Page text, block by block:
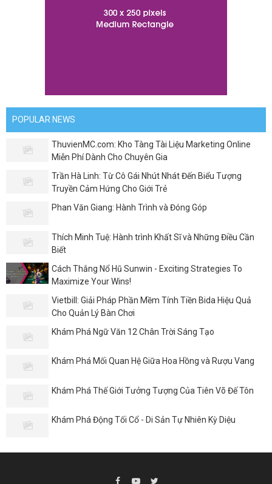
POPULAR NEWS
ThuvienMC.com: Kho Tàng Tài Liệu Marketing Online
Miễn Phí Dành Cho Chuyên Gia
Trần Hà Linh: Từ Cô Gái Nhút Nhát Đến Biểu Tượng
Truyền Cảm Hứng Cho Giới Trẻ
Phan Văn Giang: Hành Trình và Đóng Góp
Thích Minh Tuệ: Hành trình Khất Sĩ và Những Điều Cần
Biết
Cách Thắng Nổ Hũ Sunwin - Exciting Strategies To
Maximize Your Wins!
Vietbill: Giải Pháp Phần Mềm Tính Tiền Bida Hiệu Quả
Cho Quản Lý Bàn Chơi
Khám Phá Ngữ Văn 12 Chân Trời Sáng Tạo
Khám Phá Mối Quan Hệ Giữa Hoa Hồng và Rượu Vang
Khám Phá Thế Giới Tưởng Tượng Của Tiên Võ Đế Tôn
Khám Phá Động Tối Cổ - Di Sản Tự Nhiên Kỳ Diệu